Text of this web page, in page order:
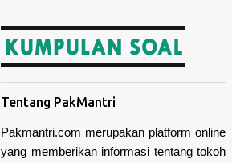
Tentang PakMantri
Pakmantri.com merupakan platform online
yang memberikan informasi tentang tokoh